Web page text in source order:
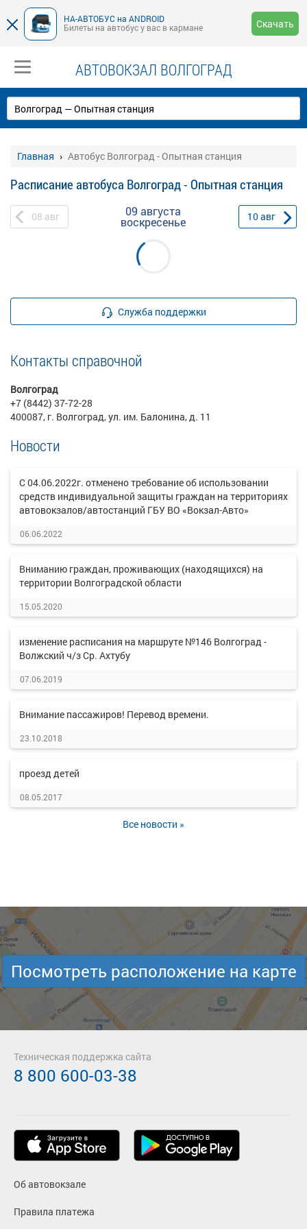
НА-АВТОБУС на ANDROID
Билеты на автобус у вас в кармане
Скачать
АВТОВОКЗАЛ ВОЛГОГРАД
Главная Автобус Волгоград - Опытная станция
Расписание автобуса Волгоград - Опытная станция
08 авг 09 августа
воскресенье 10авг
Служба поддержки
Контакты справочной
Волгоград
+7 (8442) 37-72-28
400087, г. Волгоград, ул. им. Балонина, д. 11
Новости
С 04.06.2022г. отменено требование об использовании
средств индивидуальной защиты граждан на территориях
автовокзалов/автостанций ГБУ ВО «Вокзал-Авто»
06.06.2022
Вниманию граждан, проживающих (находящихся) на
территории Волгоградской области
15.05.2020
изменение расписания на маршруте №146 Волгоград -
Волжский ч/з Ср. Ахтубу
07.06.2019
Внимание пассажиров! Перевод времени.
23.10.2018
проезд детей
08.05.2017
Все новости »
Посмотреть расположение на карте
Об автовокзале
Правила платежа
Техническая поддержка сайта
8 800 600-03-38